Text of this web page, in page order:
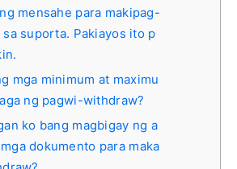
mensahe para makipag-
sa suporta. Pakiayos ito p
mga minimum at maximu
ng pagwi-withdraw?
ko bang magbigay ng a
dokumento para maka